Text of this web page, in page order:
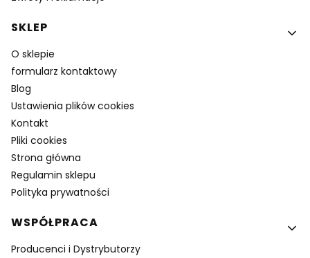
SKLEP
O sklepie
formularz kontaktowy
Blog
Ustawienia plików cookies
Kontakt
Pliki cookies
Strona główna
Regulamin sklepu
Polityka prywatności
WSPÓŁPRACA
Producenci i Dystrybutorzy